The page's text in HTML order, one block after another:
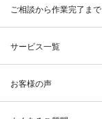
ご相談から作業完了まで
サービス一覧
お客様の声